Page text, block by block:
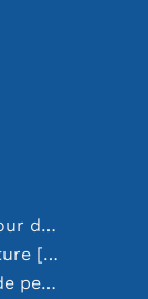
Souder comme un pro : conseils pour des connexions électroniques parfaites
Choisir le bon capteur de température [youtube]
Batteries 18650 : petite taille, grande performance